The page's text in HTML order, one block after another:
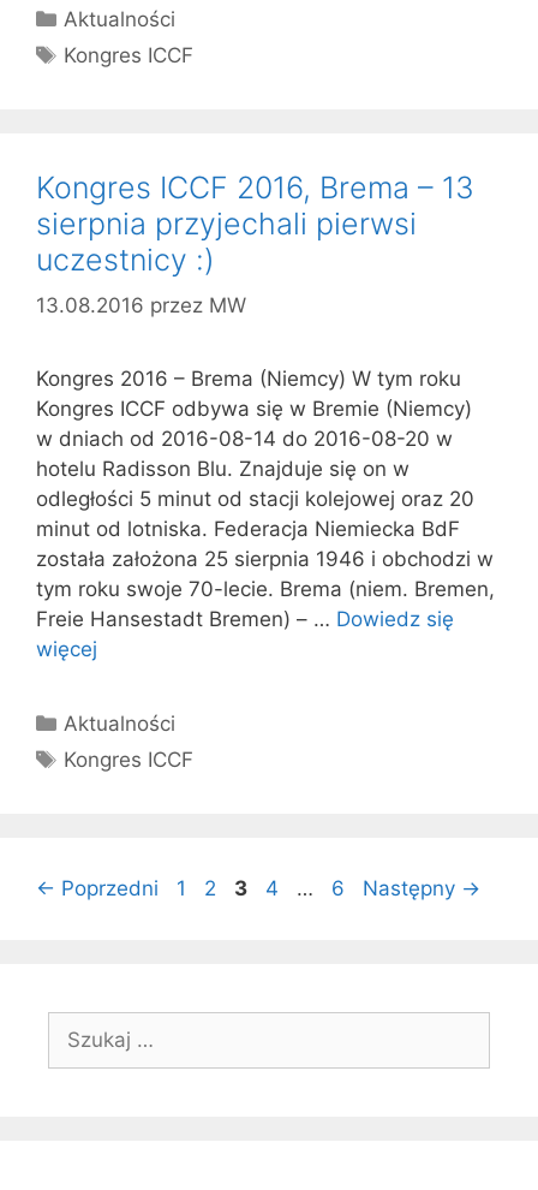
Kategorie
Aktualności
Tagi
Kongres ICCF
Kongres ICCF 2016, Brema – 13
sierpnia przyjechali pierwsi
uczestnicy :)
13.08.2016 przez MW
Kongres 2016 – Brema (Niemcy) W tym roku
Kongres ICCF odbywa się w Bremie (Niemcy)
w dniach od 2016-08-14 do 2016-08-20 w
hotelu Radisson Blu. Znajduje się on w
odległości 5 minut od stacji kolejowej oraz 20
minut od lotniska. Federacja Niemiecka BdF
została założona 25 sierpnia 1946 i obchodzi w
tym roku swoje 70-lecie. Brema (niem. Bremen,
Freie Hansestadt Bremen) – … Dowiedz się
więcej
Kategorie
Aktualności
Tagi
Kongres ICCF
← Poprzedni Strona
1 Strona
2 Strona
3 Strona
4 … Strona
6 Następny →
Szukaj: